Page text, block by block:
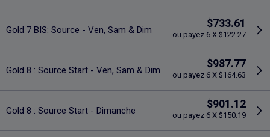
Gold 7 BIS: Source - Ven, Sam & Dim
$733.61
ou payez 6 X $122.27
Gold 8 : Source Start - Ven, Sam & Dim
$987.77
ou payez 6 X $164.63
Gold 8 : Source Start - Dimanche
$901.12
ou payez 6 X $150.19